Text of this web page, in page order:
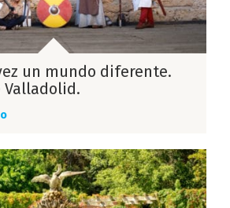
un mundo diferente.
Valladolid.